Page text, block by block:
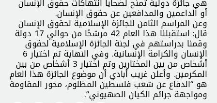
هي جائزة دولية تمنح لضحايا انتهاكات حقوق الإنسان
أو الداعمين والمدافعين عن حقوق الإنسان.
وعن المراسم الثامن للجائزة الإسلامية لحقوق الإنسان
قال: استقبلنا هذا العام 42 مرشحًا من حوالي 17 دولة
وقمنا بدراستهم في لجنة الجائزة الإسلامية لحقوق
الإنسان والكرامة الإنسانية. وفي النهاية تم اختيار 6
أشخاص من بين المختارين وتم اختيار 3 أشخاص من بين
المكرمين. وأعلن غريب أبادي أن موضوع الجائزة هذا العام
هو “الدفاع عن شعب فلسطين المظلوم، محور المقاومة
ومواجهة جرائم الكيان الصهيوني”.